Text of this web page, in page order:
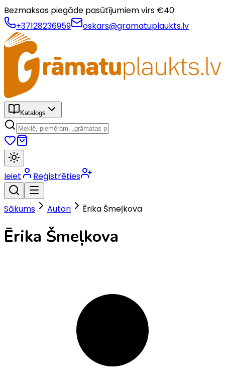
Bezmaksas piegāde pasūtījumiem virs €40
+37128236959
oskars@gramatuplaukts.lv
Katalogs
Ieiet Reģistrēties
Sākums Autori Ērika Šmeļkova
Ērika Šmeļkova